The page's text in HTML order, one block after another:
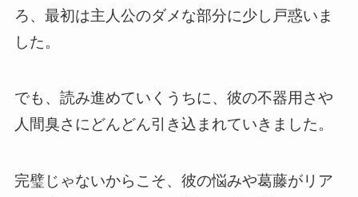
ろ、最初は主人公のダメな部分に少し戸惑いま
した。
でも、読み進めていくうちに、彼の不器用さや
人間臭さにどんどん引き込まれていきました。
完璧じゃないからこそ、彼の悩みや葛藤がリア